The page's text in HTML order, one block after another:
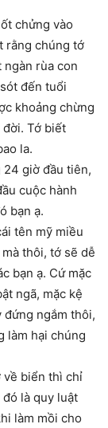
chửng vào
rằng chúng tớ
rùa con
đến tuổi
khoảng chừng
Tớ biết
la.
giờ đầu tiên,
cuộc hành
bạn ạ.
tên mỹ miều
mà thôi, tớ sẽ dễ
bạn ạ. Cứ mặc
ngã, mặc kệ
đứng ngắm thôi,
làm hại chúng
về biển thì chỉ
là quy luật
làm mồi cho